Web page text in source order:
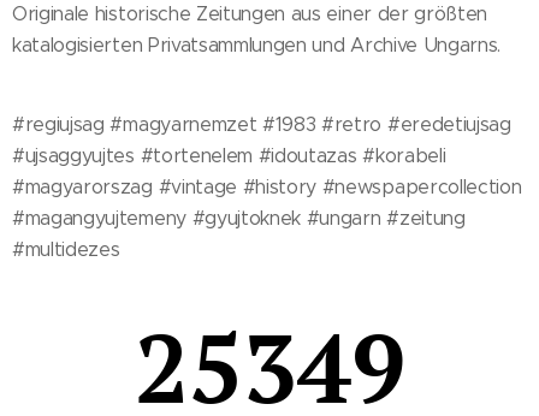
Originale historische Zeitungen aus einer der größten
katalogisierten Privatsammlungen und Archive Ungarns.
#regiujsag #magyarnemzet #1983 #retro #eredetiujsag
#ujsaggyujtes #tortenelem #idoutazas #korabeli
#magyarorszag #vintage #history #newspapercollection
#magangyujtemeny #gyujtoknek #ungarn #zeitung
#multidezes
25349